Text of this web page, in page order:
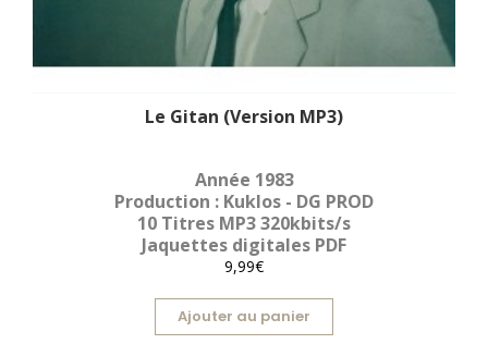
Le Gitan (Version MP3)
Année 1983
Production : Kuklos - DG PROD
10 Titres MP3 320kbits/s
Jaquettes digitales PDF
9,99€
Ajouter au panier